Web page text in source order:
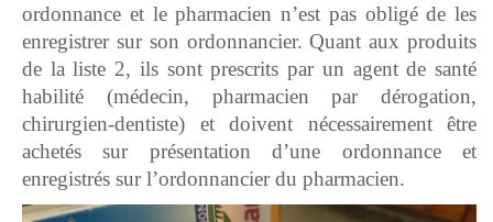
ordonnance et le pharmacien n’est pas obligé de les
enregistrer sur son ordonnancier. Quant aux produits
de la liste 2, ils sont prescrits par un agent de santé
habilité (médecin, pharmacien par dérogation,
chirurgien-dentiste) et doivent nécessairement être
achetés sur présentation d’une ordonnance et
enregistrés sur l’ordonnancier du pharmacien.